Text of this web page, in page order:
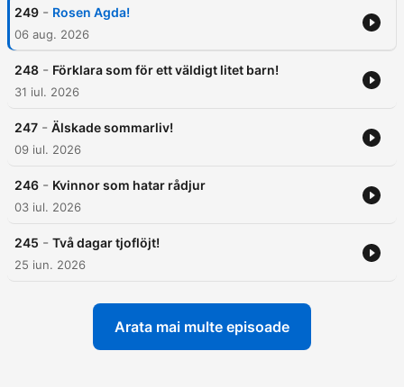
249 - Rosen Agda!
06 aug. 2026
248 - Förklara som för ett väldigt litet barn!
31 iul. 2026
247 - Älskade sommarliv!
09 iul. 2026
246 - Kvinnor som hatar rådjur
03 iul. 2026
245 - Två dagar tjoflöjt!
25 iun. 2026
Arata mai multe episoade